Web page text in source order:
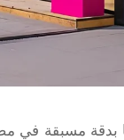
مسبقة في